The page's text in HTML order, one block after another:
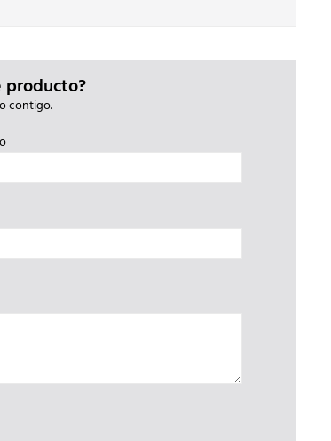
producto?
contigo.